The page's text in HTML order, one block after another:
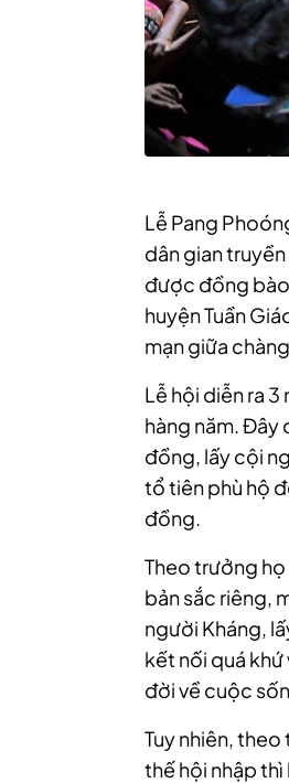
Lễ Pang
dân gian
được đồng bào
huyện Tuần
mạn giữa
Lễ hội diễn ra
hàng năm. Đây
đồng, lấy cội
tổ tiên phù hộ
đồng.
Theo trưởng họ
bản sắc riêng,
người Kháng,
kết nối quá
đời về cuộc
Tuy nhiên,
thế hội nhập